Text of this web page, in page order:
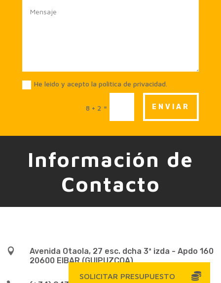
He leido y acepto la politica de privacidad.
8 + 2 = ENVIAR
Información de
Contacto

Avenida Otaola, 27 esc. dcha 3ª izda - Apdo 160
20600 EIBAR (GUIPUZCOA)